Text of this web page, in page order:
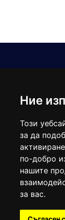
Ние
Този
за да
по-добро
нашите
за вас.
Ботев" 43
и абонаменти
национална